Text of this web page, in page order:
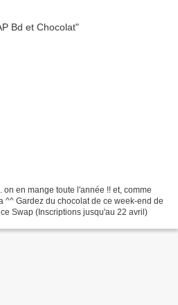
on en mange toute l'année !! et, comme
^^ Gardez du chocolat de ce week-end de
Swap (Inscriptions jusqu'au 22 avril)